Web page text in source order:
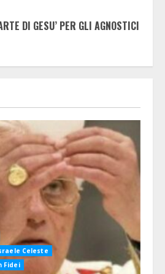
DI GESU’ PER GLI AGNOSTICI
Celeste
Fidei